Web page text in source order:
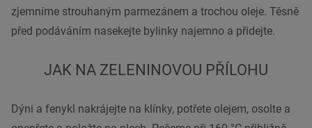
zjemníme strouhaným parmezánem a trochou oleje. Těsně
před podáváním nasekejte bylinky najemno a přidejte.
JAK NA ZELENINOVOU PŘÍLOHU
Dýni a fenykl nakrájejte na klínky, potřete olejem, osolte a